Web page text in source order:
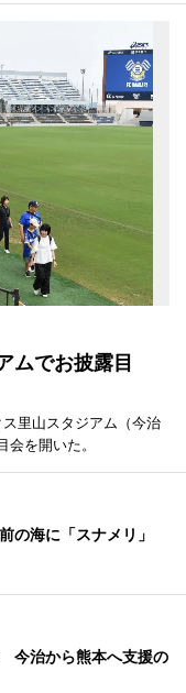
ムでお披露目
里山スタジアム（今治
を開いた。
の海に「スナメリ」
今治から熊本へ支援の